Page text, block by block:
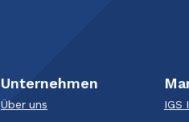
Unternehmen
Über uns
IGS